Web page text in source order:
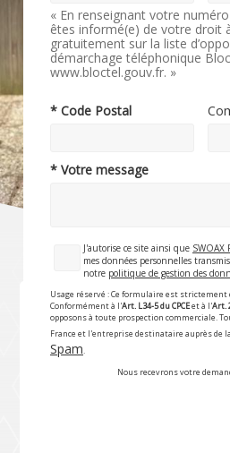
« En renseignant votre
êtes informé(e) de votre droit
gratuitement sur la liste
démarchage téléphonique
www.bloctel.gouv.fr. »
* Code Postal
* Votre message
J'autorise ce site ainsi que SWOAX
mes données personnelles
notre politique de gestion des
Usage réservé : Ce formulaire est strictement
Conformément à l'Art. L34-5 du CPCEet à l'Art.
opposons à toute prospection commerciale.
France et l'entreprise destinataire auprès de la
Spam.
Nous recevrons votre